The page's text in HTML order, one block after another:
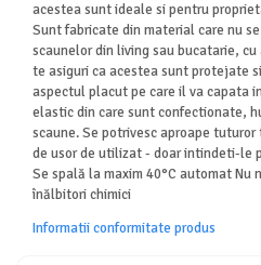
acestea sunt ideale si pentru
Sunt fabricate din material care nu
scaunelor din living sau bucatarie,
te asiguri ca acestea sunt protejate
aspectul placut pe care il va capata
elastic din care sunt confectionate,
scaune. Se potrivesc aproape
de usor de utilizat - doar intindeti-le
Se spală la maxim 40°C automat Nu
înălbitori chimici
Informatii conformitate produs